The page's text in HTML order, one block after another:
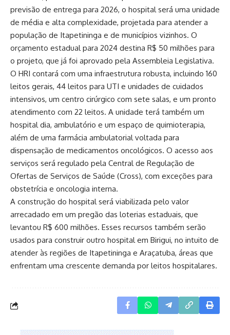
previsão de entrega para 2026, o hospital será uma unidade
de média e alta complexidade, projetada para atender a
população de Itapetininga e de municípios vizinhos. O
orçamento estadual para 2024 destina R$ 50 milhões para
o projeto, que já foi aprovado pela Assembleia Legislativa.
O HRI contará com uma infraestrutura robusta, incluindo 160
leitos gerais, 44 leitos para UTI e unidades de cuidados
intensivos, um centro cirúrgico com sete salas, e um pronto
atendimento com 22 leitos. A unidade terá também um
hospital dia, ambulatório e um espaço de quimioterapia,
além de uma farmácia ambulatorial voltada para
dispensação de medicamentos oncológicos. O acesso aos
serviços será regulado pela Central de Regulação de
Ofertas de Serviços de Saúde (Cross), com exceções para
obstetrícia e oncologia interna.
A construção do hospital será viabilizada pelo valor
arrecadado em um pregão das loterias estaduais, que
levantou R$ 600 milhões. Esses recursos também serão
usados para construir outro hospital em Birigui, no intuito de
atender às regiões de Itapetininga e Araçatuba, áreas que
enfrentam uma crescente demanda por leitos hospitalares.